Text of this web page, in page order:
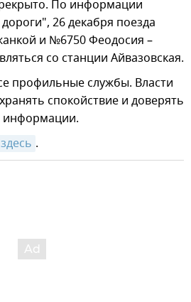
По информации
26 декабря поезда
и №6750 Феодосия –
со станции Айвазовская.
профильные службы. Власти
спокойствие и доверять
информации.
здесь .